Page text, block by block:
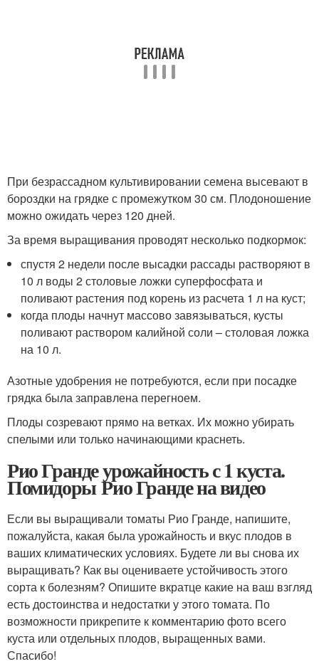
При безрассадном культивировании семена высевают в
бороздки на грядке с промежутком 30 см. Плодоношение
можно ожидать через 120 дней.
За время выращивания проводят несколько подкормок:
спустя 2 недели после высадки рассады растворяют в
10 л воды 2 столовые ложки суперфосфата и
поливают растения под корень из расчета 1 л на куст;
когда плоды начнут массово завязываться, кусты
поливают раствором калийной соли – столовая ложка
на 10 л.
Азотные удобрения не потребуются, если при посадке
грядка была заправлена перегноем.
Плоды созревают прямо на ветках. Их можно убирать
спелыми или только начинающими краснеть.
Рио Гранде урожайность с 1 куста.
Помидоры Рио Гранде на видео
Если вы выращивали томаты Рио Гранде, напишите,
пожалуйста, какая была урожайность и вкус плодов в
ваших климатических условиях. Будете ли вы снова их
выращивать? Как вы оцениваете устойчивость этого
сорта к болезням? Опишите вкратце какие на ваш взгляд
есть достоинства и недостатки у этого томата. По
возможности прикрепите к комментарию фото всего
куста или отдельных плодов, выращенных вами.
Спасибо!